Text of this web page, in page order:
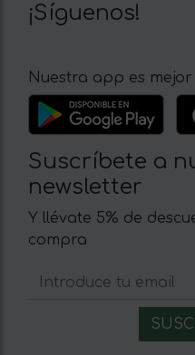
¡Síguenos!
Nuestra app es mejor
Suscríbete a
newsletter
Y llévate 5% de
compra